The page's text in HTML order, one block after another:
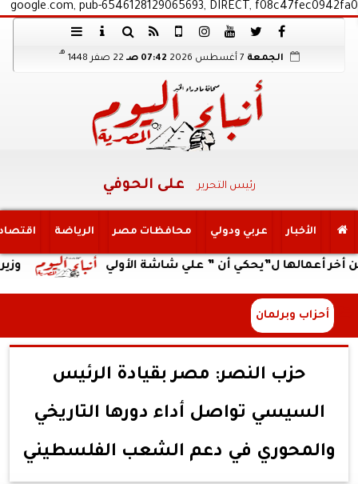
google.com, pub-6546128129065693, DIRECT, f08c47fec0942fa0
الجمعة 07:42 صـ 22 صفر 1448
هـ
رئيس التحرير على الحوفي
الأخبار عربي ودولي محافظات مصر الرياضة
وزير العمل ل”يحكي أن ” علي شاشة الأولي
أحزاب وبرلمان
حزب النصر: مصر بقيادة الرئيس
السيسي تواصل أداء دورها التاريخي
والمحوري في دعم الشعب الفلسطيني